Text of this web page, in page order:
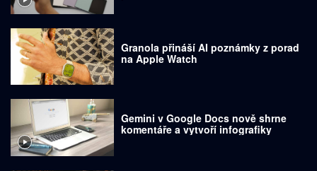
Granola přináší AI poznámky z porad
na Apple Watch
Gemini v Google Docs nově shrne
komentáře a vytvoří infografiky